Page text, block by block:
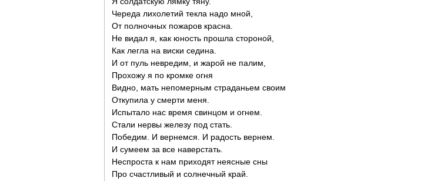
Череда лихолетий текла надо мной,
От полночных пожаров красна.
Не видал я, как юность прошла стороной,
Как легла на виски седина.
И от пуль невредим, и жарой не палим,
Прохожу я по кромке огня
Видно, мать непомерным страданьем своим
Откупила у смерти меня.
Испытало нас время свинцом и огнем.
Стали нервы железу под стать.
Победим. И вернемся. И радость вернем.
И сумеем за все наверстать.
Неспроста к нам приходят неясные сны
Про счастливый и солнечный край.